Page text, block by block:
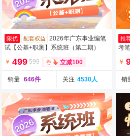
限优 配套权益
2026年广东事业编笔
试【公基+职测】系统班（第二期）
￥ 499 599 立减100
销量 646件 关注 4530人
推
考
￥
销